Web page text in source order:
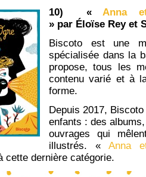
10) «Anna
» par Éloïse Rey et
Biscoto est une
spécialisée dans la
propose, tous les
contenu varié et à
forme.
Depuis 2017,
enfants : des
ouvrages qui
illustrés. « Anna
cette dernière catégorie.